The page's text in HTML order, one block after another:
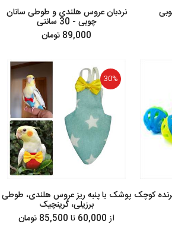
نردبان عروس هلندی و طوطی سانان
چوبی - 30 سانتی
89,000 تومان
کوچک
30%
پوشک یا پنبه ریز عروس هلندی، طوطی
برزیلی، گرینچیک
از60,000 تا